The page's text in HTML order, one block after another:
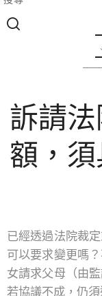
訴請
額，
已經透過法院裁
可以要求變更嗎
女請求父母（由
若協議不成，仍